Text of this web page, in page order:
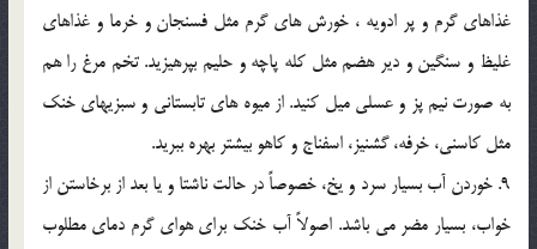
غذاهای گرم و پر ادویه ، خورش های گرم مثل فسنجان و خرما و غذاهای
غلیظ و سنگین و دیر هضم مثل کله پاچه و حلیم بپرهیزید. تخم مرغ را هم
به صورت نیم پز و عسلی میل کنید. از میوه های تابستانی و سبزیهای خنک
مثل کاسنی، خرفه، گشنیز، اسفناج و کاهو بیشتر بهره ببرید.
9. خوردن آب بسیار سرد و یخ، خصوصاً در حالت ناشتا و یا بعد از برخاستن از
خواب، بسیار مضر می باشد. اصولاً آب خنک برای هوای گرم دمای مطلوب